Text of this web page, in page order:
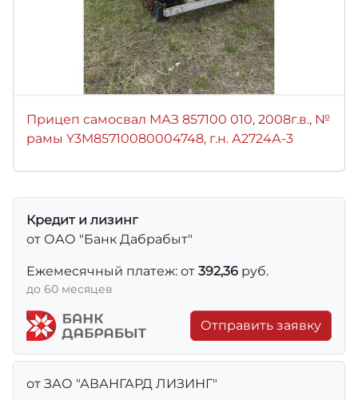
Прицеп самосвал МАЗ 857100 010, 2008г.в., №
рамы Y3M85710080004748, г.н. А2724А-3
Кредит и лизинг
от ОАО "Банк Дабрабыт"
Ежемесячный платеж: от 392,36 руб.
до 60 месяцев
Отправить заявку
от ЗАО "АВАНГАРД ЛИЗИНГ"